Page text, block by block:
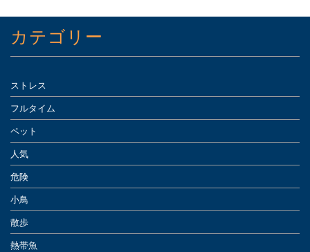
カテゴリー
ストレス
フルタイム
ペット
人気
危険
小鳥
散歩
熱帯魚